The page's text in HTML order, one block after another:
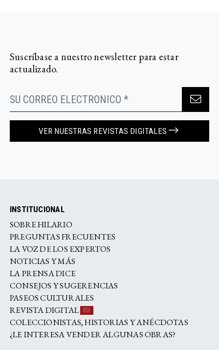
Suscríbase a nuestro newsletter para estar
actualizado.
VER NUESTRAS REVISTAS DIGITALES
INSTITUCIONAL
SOBRE HILARIO
PREGUNTAS FRECUENTES
LA VOZ DE LOS EXPERTOS
NOTICIAS Y MÁS
LA PRENSA DICE
CONSEJOS Y SUGERENCIAS
PASEOS CULTURALES
REVISTA DIGITAL
COLECCIONISTAS, HISTORIAS Y ANÉCDOTAS
¿LE INTERESA VENDER ALGUNAS OBRAS?